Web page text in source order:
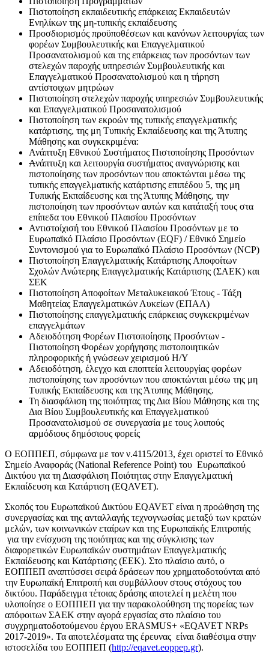
Πιστοποίηση εκπαιδευτικής επάρκειας Εκπαιδευτών
Ενηλίκων της μη-τυπικής εκπαίδευσης
Προσδιορισμός προϋποθέσεων και κανόνων λειτουργίας των
φορέων Συμβουλευτικής και Επαγγελματικού
Προσανατολισμού και της επάρκειας των προσόντων των
στελεχών παροχής υπηρεσιών Συμβουλευτικής και
Επαγγελματικού Προσανατολισμού και η τήρηση
αντίστοιχων μητρώων
Πιστοποίηση στελεχών παροχής υπηρεσιών Συμβουλευτικής
και Επαγγελματικού Προσανατολισμού
Πιστοποίηση των εκροών της τυπικής επαγγελματικής
κατάρτισης, της μη Τυπικής Εκπαίδευσης και της Άτυπης
Μάθησης και συγκεκριμένα:
Ανάπτυξη Εθνικού Συστήματος Πιστοποίησης Προσόντων
Ανάπτυξη και λειτουργία συστήματος αναγνώρισης και
πιστοποίησης των προσόντων που αποκτώνται μέσω της
τυπικής επαγγελματικής κατάρτισης επιπέδου 5, της μη
Τυπικής Εκπαίδευσης και της Άτυπης Μάθησης, την
πιστοποίηση των προσόντων αυτών και κατάταξή τους στα
επίπεδα του Εθνικού Πλαισίου Προσόντων
Αντιστοίχισή του Εθνικού Πλαισίου Προσόντων με το
Ευρωπαϊκό Πλαίσιο Προσόντων (EQF) / Εθνικό Σημείο
Συντονισμού για το Ευρωπαϊκό Πλαίσιο Προσόντων (NCP)
Πιστοποίηση Επαγγελματικής Κατάρτισης Αποφοίτων
Σχολών Ανώτερης Επαγγελματικής Κατάρτισης (ΣΑΕΚ) και
ΣΕΚ
Πιστοποίηση Αποφοίτων Μεταλυκειακού Έτους - Τάξη
Μαθητείας Επαγγελματικών Λυκείων (ΕΠΑΛ)
Πιστοποίησης επαγγελματικής επάρκειας συγκεκριμένων
επαγγελμάτων
Αδειοδότηση Φορέων Πιστοποίησης Προσόντων -
Πιστοποίηση Φορέων χορήγησης πιστοποιητικών
πληροφορικής ή γνώσεων χειρισμού Η/Υ
Αδειοδότηση, έλεγχο και εποπτεία λειτουργίας φορέων
πιστοποίησης των προσόντων που αποκτώνται μέσω της μη
Τυπικής Εκπαίδευσης και της Άτυπης Μάθησης.
Τη διασφάλιση της ποιότητας της Δια Βίου Μάθησης και της
Δια Βίου Συμβουλευτικής και Επαγγελματικού
Προσανατολισμού σε συνεργασία με τους λοιπούς
αρμόδιους δημόσιους φορείς
Ο ΕΟΠΠΕΠ, σύμφωνα με τον ν.4115/2013, έχει οριστεί το Εθνικό
Σημείο Αναφοράς (National Reference Point) του Ευρωπαϊκού
Δικτύου για τη Διασφάλιση Ποιότητας στην Επαγγελματική
Εκπαίδευση και Κατάρτιση (EQAVET).
Σκοπός του Ευρωπαϊκού Δικτύου EQAVET είναι η προώθηση της
συνεργασίας και της ανταλλαγής τεχνογνωσίας μεταξύ των κρατών
μελών, των κοινωνικών εταίρων και της Ευρωπαϊκής Επιτροπής
για την ενίσχυση της ποιότητας και της σύγκλισης των
διαφορετικών Ευρωπαϊκών συστημάτων Επαγγελματικής
Εκπαίδευσης και Κατάρτισης (ΕΕΚ). Στο πλαίσιο αυτό, o
ΕΟΠΠΕΠ αναπτύσσει σειρά δράσεων που χρηματοδοτούνται από
την Ευρωπαϊκή Επιτροπή και συμβάλλουν στους στόχους του
δικτύου. Παράδειγμα τέτοιας δράσης αποτελεί η μελέτη που
υλοποίησε ο ΕΟΠΠΕΠ για την παρακολούθηση της πορείας των
απόφοιτων ΣΑΕΚ στην αγορά εργασίας στο πλαίσιο του
συγχρηματοδοτούμενου έργου ERASMUS+ «EQAVET NRPs
2017-2019». Τα αποτελέσματα της έρευνας είναι διαθέσιμα στην
ιστοσελίδα του ΕΟΠΠΕΠ (http://eqavet.eoppep.gr).